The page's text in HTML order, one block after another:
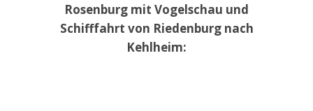
Rosenburg mit Vogelschau und
Schifffahrt von Riedenburg nach
Kehlheim: